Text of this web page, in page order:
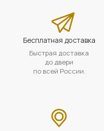
Бесплатная доставка
Быстрая доставка
до двери
по всей России.